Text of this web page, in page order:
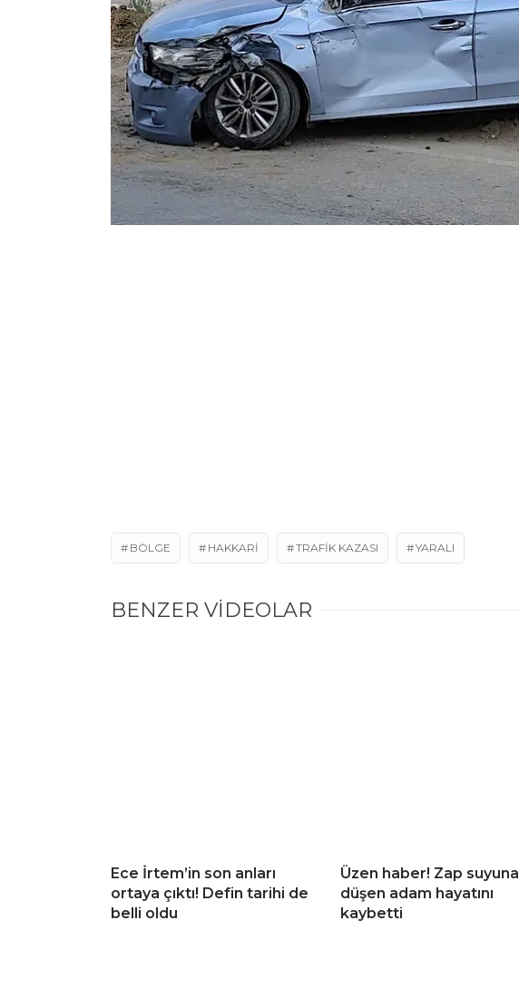
BÖLGE HAKKARI TRAFIK KAZASI YARALI
BENZER VİDEOLAR
Ece İrtem’in son anları
ortaya çıktı! Defin tarihi de
belli oldu
Üzen haber! Zap suyuna
düşen adam hayatını
kaybetti